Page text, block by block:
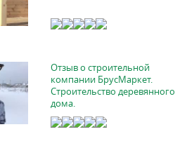
Отзыв о строительной
компании БрусМаркет.
Строительство деревянного
дома.